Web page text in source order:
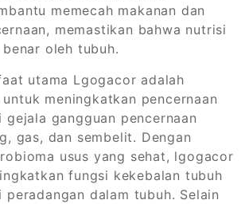
memecah makanan dan
memastikan bahwa nutrisi
oleh tubuh.
utama Lgogacor adalah
meningkatkan pencernaan
gejala gangguan pencernaan
gas, dan sembelit. Dengan
usus yang sehat, lgogacor
fungsi kekebalan tubuh
peradangan dalam tubuh. Selain